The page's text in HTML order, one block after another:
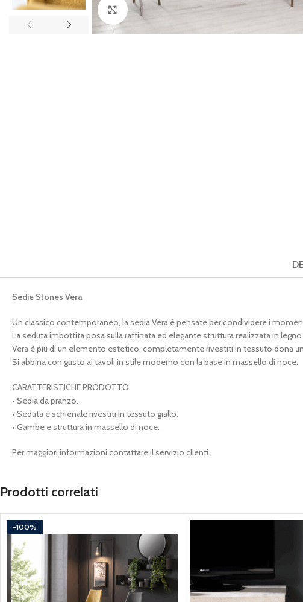
Ingrandisci
Sedie Stones Vera
Un classico contemporaneo, la sedia Vera è pensate per condividere i
La seduta imbottita posa sulla raffinata ed elegante struttura realizzata in
Vera è più di un elemento estetico, completamente rivestiti in tessuto dona
Si abbina con gusto ai tavoli in stile moderno con la base in massello di noce.
CARATTERISTICHE PRODOTTO
• Sedia da pranzo.
• Seduta e schienale rivestiti in tessuto giallo.
• Gambe e struttura in massello di noce.
Per maggiori informazioni contattare il servizio clienti.
Prodotti correlati
-100%